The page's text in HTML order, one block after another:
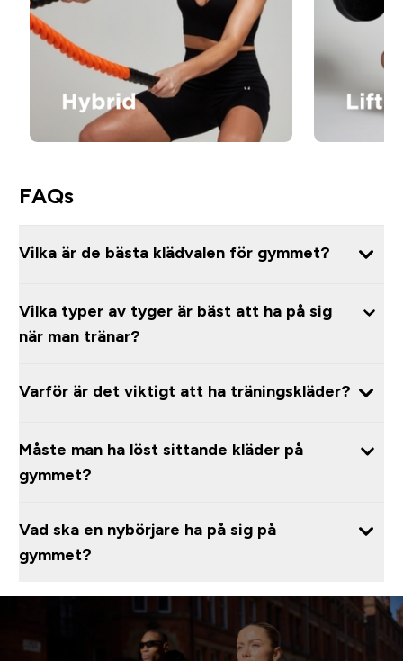
FAQs
Vilka är de bästa klädvalen för gymmet?
Vilka typer av tyger är bäst att ha på sig
när man tränar?
Varför är det viktigt att ha träningskläder?
Måste man ha löst sittande kläder på
gymmet?
Vad ska en nybörjare ha på sig på
gymmet?